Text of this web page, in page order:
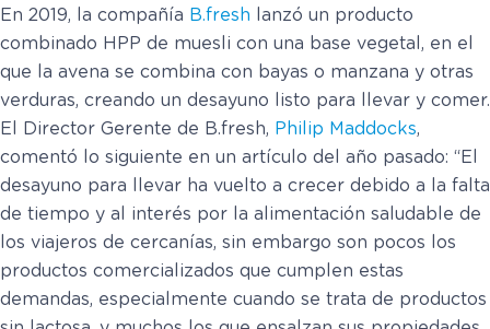
En 2019, la compañía B.fresh lanzó un producto
combinado HPP de muesli con una base vegetal, en el
que la avena se combina con bayas o manzana y otras
verduras, creando un desayuno listo para llevar y comer.
El Director Gerente de B.fresh, Philip Maddocks,
comentó lo siguiente en un artículo del año pasado: “El
desayuno para llevar ha vuelto a crecer debido a la falta
de tiempo y al interés por la alimentación saludable de
los viajeros de cercanías, sin embargo son pocos los
productos comercializados que cumplen estas
demandas, especialmente cuando se trata de productos